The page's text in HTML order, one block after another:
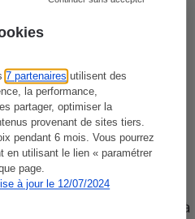
7 partenaires utilisent des
la performance,
partager, optimiser la
provenant de sites tiers.
pendant 6 mois. Vous pourrez
en utilisant le lien « paramétrer
page.
à jour le 12/07/2024
géolocalisés
sur l’ensemble
Les produits de
(MDD) sont comparés à